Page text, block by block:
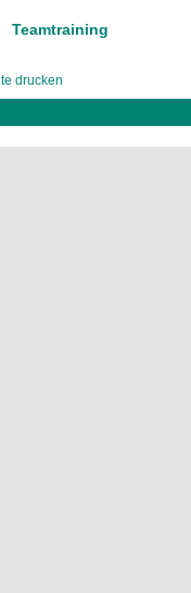
Teamtraining
drucken